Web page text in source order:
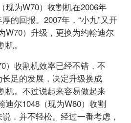
现为W70）收割机在2006年
的回报。2007年，“小九”又开
W70）升级，更换为约翰迪尔
。
）收割机效率已经不错，不
长足的发展，决定升级换成
机。不过说起来容易做起来
迪尔1048（现为W80）收割
，并不轻松。经过一番考虑，